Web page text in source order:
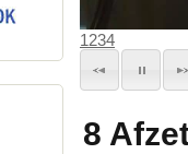
1234
8